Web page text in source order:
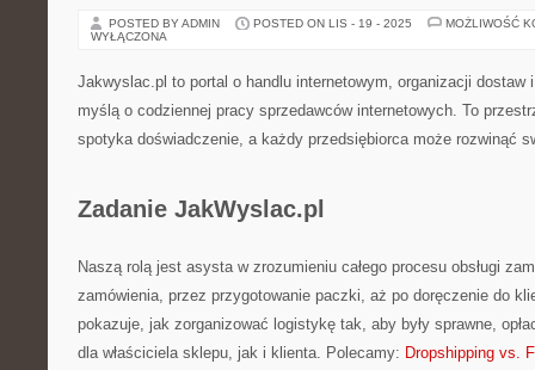
POSTED BY ADMIN POSTED ON LIS - 19 - 2025
MOŻLIWOŚĆ
WYŁĄCZONA
Jakwyslac.pl to portal o handlu internetowym, organizacji dostaw
myślą o codziennej pracy sprzedawców internetowych. To
spotyka doświadczenie, a każdy przedsiębiorca może rozwinąć
Zadanie JakWyslac.pl
Naszą rolą jest asysta w zrozumieniu całego procesu obsługi
zamówienia, przez przygotowanie paczki, aż po doręczenie do
pokazuje, jak zorganizować logistykę tak, aby były sprawne,
dla właściciela sklepu, jak i klienta. Polecamy: Dropshipping vs.